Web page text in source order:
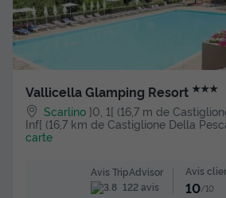
Vallicella Glamping Resort ★★★
Scarlino ]0, 1[ (16,7 m de
Inf[ (16,7 km de Castiglione Della
carte
Avis TripAdvisor
122 avis
Avis
10/10